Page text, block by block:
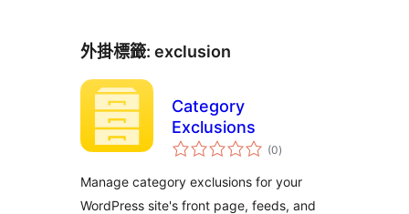
外掛標籤: exclusion
Category
Exclusions
(0總
評)
Manage category exclusions for your
WordPress site's front page, feeds, and